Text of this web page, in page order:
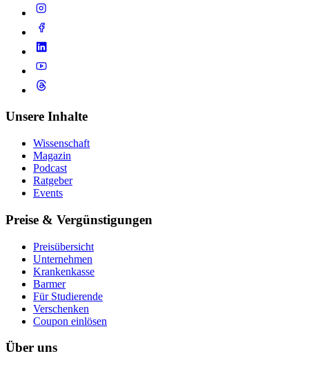
Unsere Inhalte
Wissenschaft
Magazin
Podcast
Ratgeber
Events
Preise & Vergünstigungen
Preisübersicht
Unternehmen
Krankenkasse
Barmer
Für Studierende
Ver­schen­ken
Coupon einlösen
Über uns